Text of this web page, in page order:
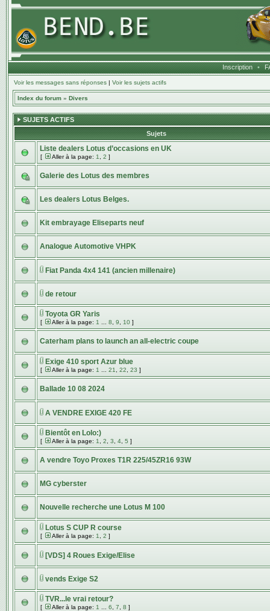
Inscription •
Voir les messages sans réponses | Voir les sujets actifs
Index du forum » Divers
SUJETS ACTIFS
Sujets
Liste dealers Lotus d’occasions en UK
[ Aller à la page: 1 2 ]
Galerie des Lotus des membres
Les dealers Lotus Belges.
Kit embrayage Eliseparts neuf
Analogue Automotive VHPK
Fiat Panda 4x4 141 (ancien millenaire)
de retour
Toyota GR Yaris
[ Aller à la page: 1 8 9 10 ]
Caterham plans to launch an all-electric coupe
Exige 410 sport Azur blue
[ Aller à la page: 1 21 22 23 ]
Ballade 10 08 2024
A VENDRE EXIGE 420 FE
Bientôt en Lolo:)
[ Aller à la page: 1 2 3 4 5 ]
A vendre Toyo Proxes T1R 225/45ZR16 93W
MG cyberster
Nouvelle recherche une Lotus M 100
Lotus S CUP R course
[ Aller à la page: 1 2 ]
[VDS] 4 Roues Exige/Elise
vends Exige S2
TVR...le vrai retour?
[ Aller à la page: 1 6 7 8 ]